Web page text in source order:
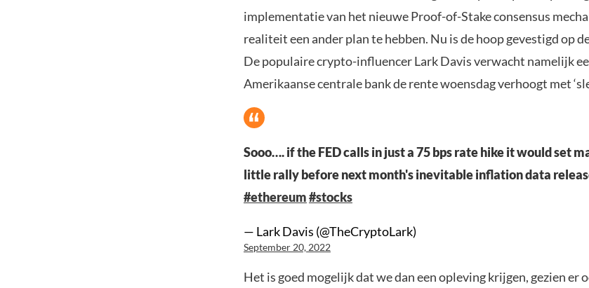
implementatie van het nieuwe Proof-of-Stake consensus
realiteit een ander plan te hebben. Nu is de hoop gevestigd op
De populaire crypto-influencer Lark Davis verwacht namelijk
Amerikaanse centrale bank de rente woensdag verhoogt met
Sooo…. if the FED calls in just a 75 bps rate hike it would set
little rally before next month's inevitable inflation data
#ethereum#stocks
— Lark Davis (@TheCryptoLark)
September 20, 2022
Het is goed mogelijk dat we dan een opleving krijgen, gezien er